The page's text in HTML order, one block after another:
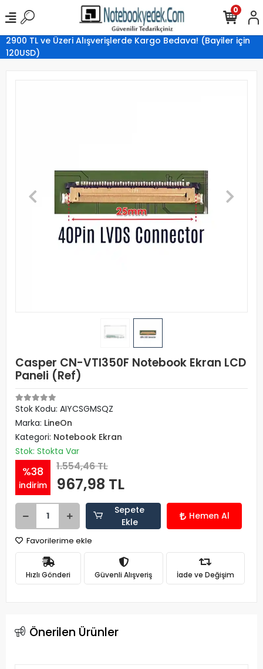
2900 TL ve Üzeri Alışverişlerde Kargo Bedava! (Bayiler için
120USD)
0
Casper CN-VTI350F Notebook Ekran LCD
Paneli (Ref)
Stok Kodu: AIYCSGMSQZ
Marka: LineOn
Kategori: Notebook Ekran
Stok: Stokta Var
%38
indirim
1.554,46 TL
967,98 TL
Sepete
Ekle
Hemen Al
Favorilerime ekle
Hızlı Gönderi Güvenli Alışveriş İade ve Değişim
Önerilen Ürünler